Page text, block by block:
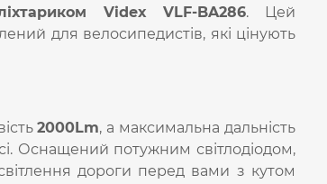
Videx VLF-BA286. Цей
для велосипедистів, які цінують
2000Lm, а максимальна дальність
. Оснащений потужним світлодіодом,
дороги перед вами з кутом